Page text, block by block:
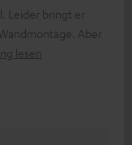
Leider bringt er
Aber
lesen